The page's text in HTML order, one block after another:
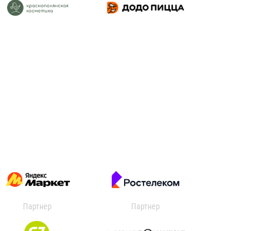
Партнер Партнер